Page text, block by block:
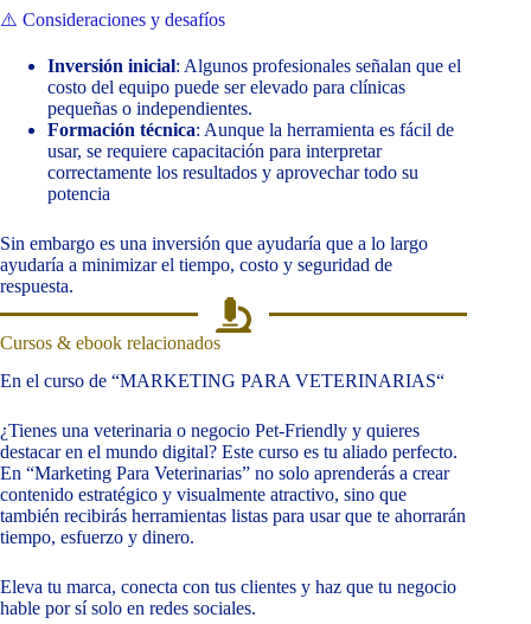
⚠️ Consideraciones y desafíos
Inversión inicial: Algunos profesionales señalan que el
costo del equipo puede ser elevado para clínicas
pequeñas o independientes.
Formación técnica: Aunque la herramienta es fácil de
usar, se requiere capacitación para interpretar
correctamente los resultados y aprovechar todo su
potencia
Sin embargo es una inversión que ayudaría que a lo largo
ayudaría a minimizar el tiempo, costo y seguridad de
respuesta.
Cursos & ebook relacionados
En el curso de “MARKETING PARA VETERINARIAS“
¿Tienes una veterinaria o negocio Pet-Friendly y quieres
destacar en el mundo digital? Este curso es tu aliado perfecto.
En “Marketing Para Veterinarias” no solo aprenderás a crear
contenido estratégico y visualmente atractivo, sino que
también recibirás herramientas listas para usar que te ahorrarán
tiempo, esfuerzo y dinero.
Eleva tu marca, conecta con tus clientes y haz que tu negocio
hable por sí solo en redes sociales.